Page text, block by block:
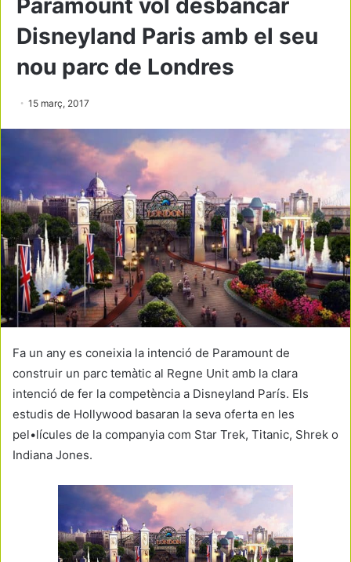
Paramount vol desbancar
Disneyland Paris amb el seu
nou parc de Londres
15 març, 2017
Fa un any es coneixia la intenció de Paramount de
construir un parc temàtic al Regne Unit amb la clara
intenció de fer la competència a Disneyland París. Els
estudis de Hollywood basaran la seva oferta en les
pel•lícules de la companyia com Star Trek, Titanic, Shrek o
Indiana Jones.